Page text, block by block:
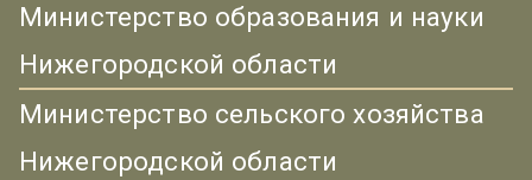
Министерство образования и науки
Нижегородской области
Министерство сельского хозяйства
Нижегородской области